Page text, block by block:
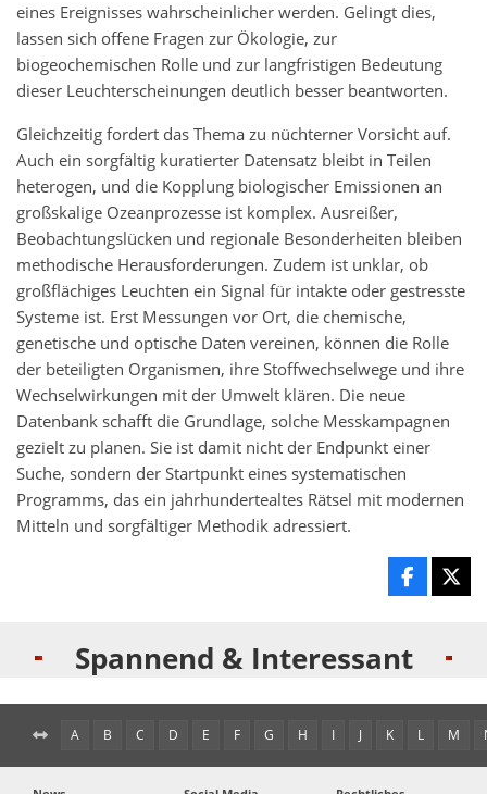
eines Ereignisses wahrscheinlicher werden. Gelingt dies,
lassen sich offene Fragen zur Ökologie, zur
biogeochemischen Rolle und zur langfristigen Bedeutung
dieser Leuchterscheinungen deutlich besser beantworten.
Gleichzeitig fordert das Thema zu nüchterner Vorsicht auf.
Auch ein sorgfältig kuratierter Datensatz bleibt in Teilen
heterogen, und die Kopplung biologischer Emissionen an
großskalige Ozeanprozesse ist komplex. Ausreißer,
Beobachtungslücken und regionale Besonderheiten bleiben
methodische Herausforderungen. Zudem ist unklar, ob
großflächiges Leuchten ein Signal für intakte oder gestresste
Systeme ist. Erst Messungen vor Ort, die chemische,
genetische und optische Daten vereinen, können die Rolle
der beteiligten Organismen, ihre Stoffwechselwege und ihre
Wechselwirkungen mit der Umwelt klären. Die neue
Datenbank schafft die Grundlage, solche Messkampagnen
gezielt zu planen. Sie ist damit nicht der Endpunkt einer
Suche, sondern der Startpunkt eines systematischen
Programms, das ein jahrhundertealtes Rätsel mit modernen
Mitteln und sorgfältiger Methodik adressiert.
Spannend & Interessant
A B C D E F G H I J K L M